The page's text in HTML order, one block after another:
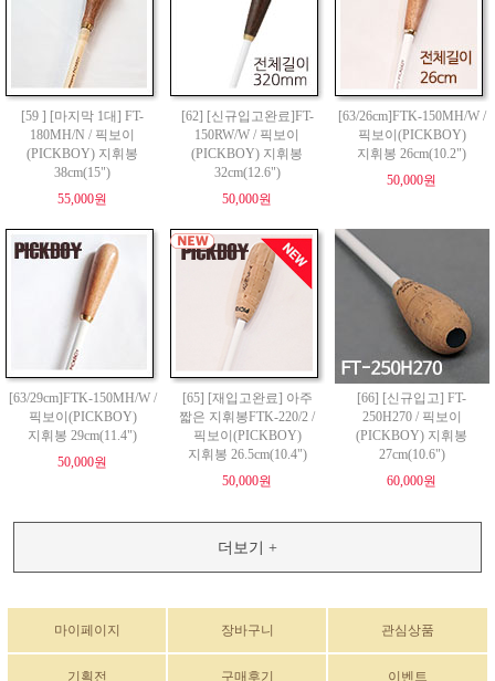
[59 ] [마지막 1대] FT-
180MH/N / 픽보이
(PICKBOY) 지휘봉
38cm(15")
55,000원
[62] [신규입고완료]FT-
150RW/W / 픽보이
(PICKBOY) 지휘봉
32cm(12.6")
50,000원
[63/26cm]FTK-150MH/W /
픽보이(PICKBOY)
지휘봉 26cm(10.2")
50,000원
[63/29cm]FTK-150MH/W /
픽보이(PICKBOY)
지휘봉 29cm(11.4")
50,000원
[65] [재입고완료] 아주
짧은 지휘봉FTK-220/2 /
픽보이(PICKBOY)
지휘봉 26.5cm(10.4")
50,000원
[66] [신규입고] FT-
250H270 / 픽보이
(PICKBOY) 지휘봉
27cm(10.6")
60,000원
더보기 +
마이페이지 장바구니 관심상품
기획전 구매후기 이벤트